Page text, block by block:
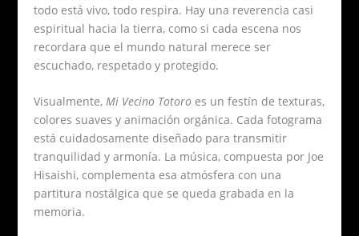
todo está vivo, todo respira. Hay una reverencia casi
espiritual hacia la tierra, como si cada escena nos
recordara que el mundo natural merece ser
escuchado, respetado y protegido.
Visualmente,Mi Vecino Totoro es un festín de texturas,
colores suaves y animación orgánica. Cada fotograma
está cuidadosamente diseñado para transmitir
tranquilidad y armonía. La música, compuesta por Joe
Hisaishi, complementa esa atmósfera con una
partitura nostálgica que se queda grabada en la
memoria.